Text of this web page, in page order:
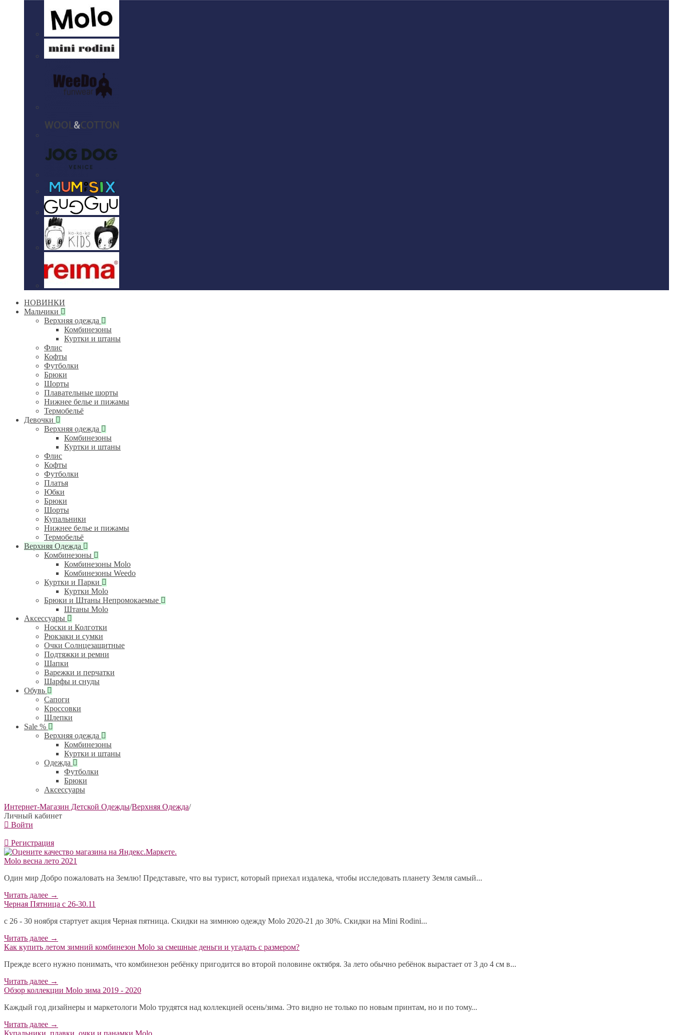
НОВИНКИ
Мальчики
Верхняя одежда
Комбинезоны
Куртки и штаны
Флис
Кофты
Футболки
Брюки
Шорты
Плавательные шорты
Нижнее белье и пижамы
Термобельё
Девочки
Верхняя одежда
Комбинезоны
Куртки и штаны
Флис
Кофты
Футболки
Платья
Юбки
Брюки
Шорты
Купальники
Нижнее белье и пижамы
Термобельё
Верхняя Одежда
Комбинезоны
Комбинезоны Molo
Комбинезоны Weedo
Куртки и Парки
Куртки Molo
Брюки и Штаны Непромокаемые
Штаны Molo
Аксессуары
Носки и Колготки
Рюкзаки и сумки
Очки Солнцезащитные
Подтяжки и ремни
Шапки
Варежки и перчатки
Шарфы и снуды
Обувь
Сапоги
Кроссовки
Шлепки
Sale %
Верхняя одежда
Комбинезоны
Куртки и штаны
Одежда
Футболки
Брюки
Аксессуары
Интернет-Магазин Детской Одежды/Верхняя Одежда/
Личный кабинет
Войти
Регистрация
Molo весна лето 2021
Один мир Добро пожаловать на Землю! Представьте, что вы турист, который приехал издалека, чтобы исследовать планету Земля самый...
Читать далее →
Черная Пятница с 26-30.11
с 26 - 30 ноября стартует акция Черная пятница. Скидки на зимнюю одежду Molo 2020-21 до 30%. Скидки на Mini Rodini...
Читать далее →
​Как купить летом зимний комбинезон Molo за смешные деньги и угадать с размером?
Прежде всего нужно понимать, что комбинезон ребёнку пригодится во второй половине октября. За лето обычно ребёнок вырастает от 3 до 4 см в...
Читать далее →
Обзор коллекции Molo зима 2019 - 2020
Каждый год дизайнеры и маркетологи Molo трудятся над коллекцией осень/зима. Это видно не только по новым принтам, но и по тому...
Читать далее →
Купальники, плавки, очки и панамки Molo